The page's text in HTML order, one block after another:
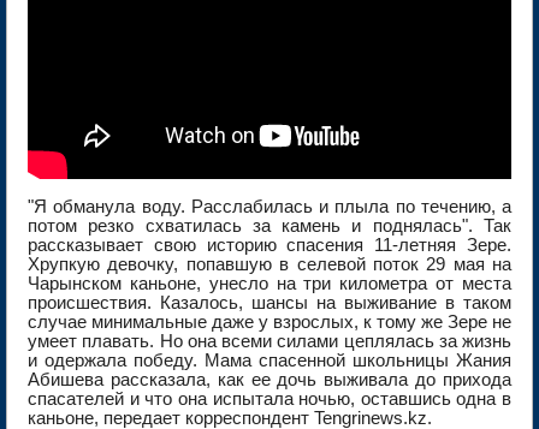
"Я обманула воду. Расслабилась и плыла по течению, а
потом резко схватилась за камень и поднялась". Так
рассказывает свою историю спасения 11-летняя Зере.
Хрупкую девочку, попавшую в селевой поток 29 мая на
Чарынском каньоне, унесло на три километра от места
происшествия. Казалось, шансы на выживание в таком
случае минимальные даже у взрослых, к тому же Зере не
умеет плавать. Но она всеми силами цеплялась за жизнь
и одержала победу. Мама спасенной школьницы Жания
Абишева рассказала, как ее дочь выживала до прихода
спасателей и что она испытала ночью, оставшись одна в
каньоне, передает корреспондент Tengrinews.kz.